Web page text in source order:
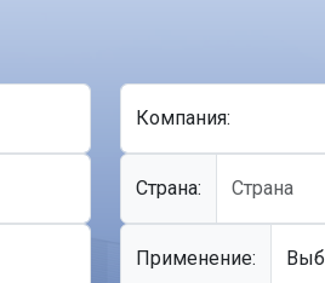
Компания:
Cтрана:
Применение: